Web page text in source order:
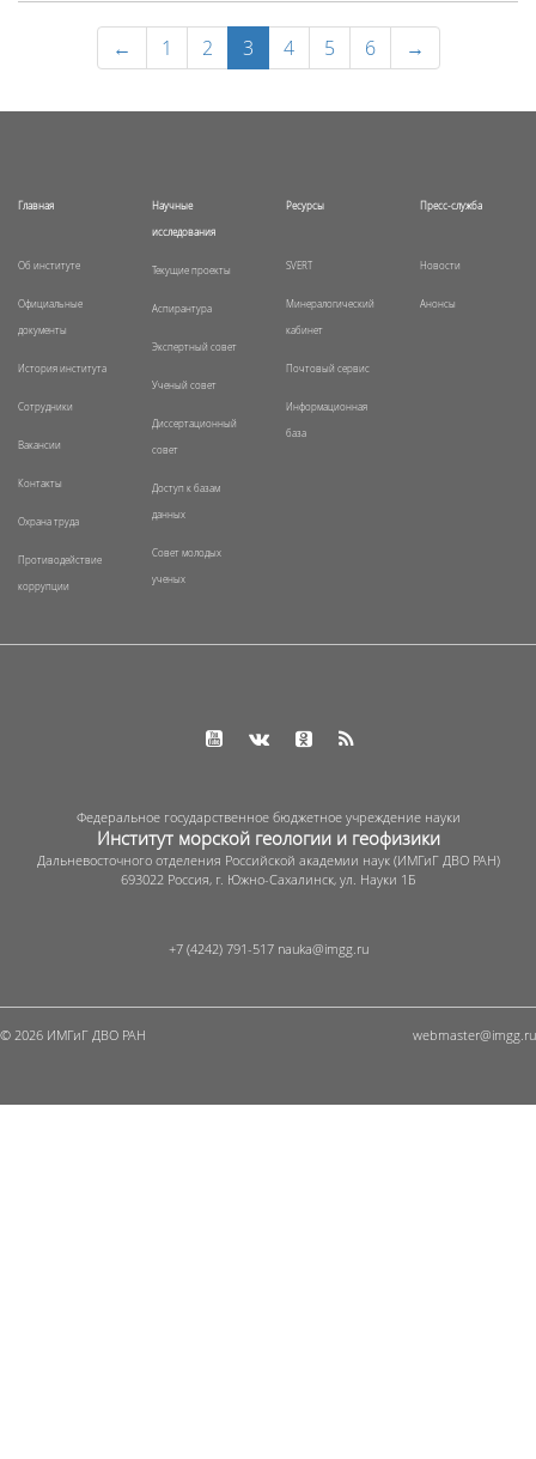
← 1 2 3 4 5 6 →
Главная
Об институте
Официальные
документы
История института
Сотрудники
Вакансии
Контакты
Охрана труда
Противодействие
коррупции
Научные
исследования
Текущие проекты
Аспирантура
Экспертный совет
Ученый совет
Диссертационный
совет
Доступ к базам
данных
Совет молодых
ученых
Ресурсы
SVERT
Минералогический
кабинет
Почтовый сервис
Информационная
база
Пресс-служба
Новости
Анонсы
Федеральное государственное бюджетное учреждение науки
Институт морской геологии и геофизики
Дальневосточного отделения Российской академии наук (ИМГиГ ДВО РАН)
693022 Россия, г. Южно-Сахалинск, ул. Науки 1Б
+7 (4242) 791-517
© 2026 ИМГиГ ДВО РАН